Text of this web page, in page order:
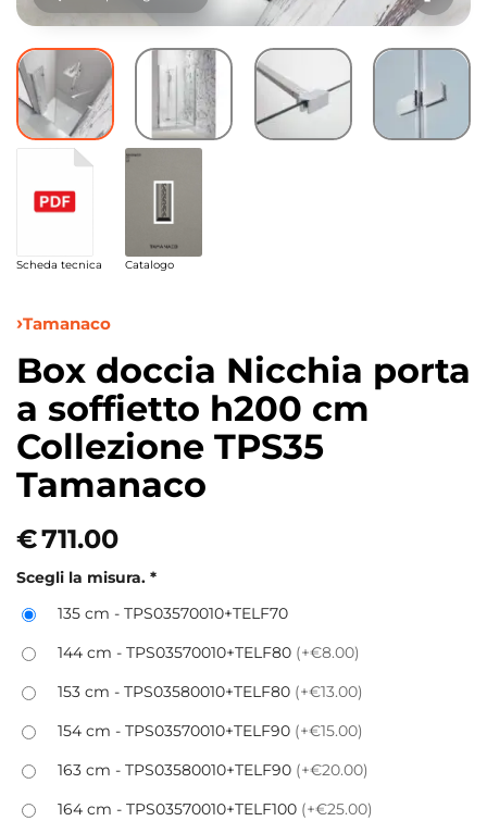
Scheda tecnica Catalogo
Tamanaco
Box doccia Nicchia porta
a soffietto h200 cm
Collezione TPS35
Tamanaco
€711.00
Scegli la misura. *
135 cm - TPS03570010+TELF70
144 cm - TPS03570010+TELF80 (+€8.00)
153 cm - TPS03580010+TELF80 (+€13.00)
154 cm - TPS03570010+TELF90 (+€15.00)
163 cm - TPS03580010+TELF90 (+€20.00)
164 cm - TPS03570010+TELF100 (+€25.00)